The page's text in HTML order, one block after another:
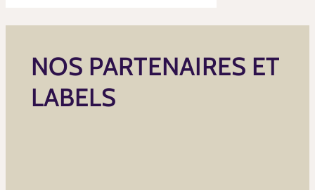
NOS PARTENAIRES ET
LABELS